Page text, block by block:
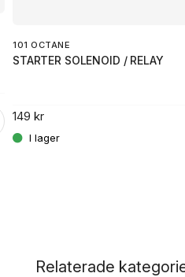
101 OCTANE
STARTER SOLENOID / RELAY
149 kr
Relaterade